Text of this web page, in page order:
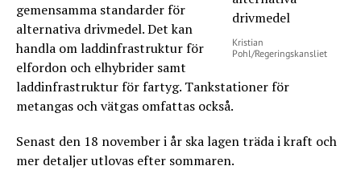
Kristian
Pohl/Regeringskansliet
gemensamma standarder för
alternativa drivmedel. Det kan
handla om laddinfrastruktur för
elfordon och elhybrider samt
laddinfrastruktur för fartyg. Tankstationer för
metangas och vätgas omfattas också.
Senast den 18 november i år ska lagen träda i kraft och
mer detaljer utlovas efter sommaren.